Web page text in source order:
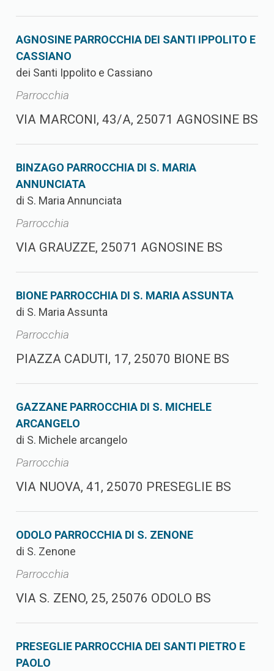
AGNOSINE PARROCCHIA DEI SANTI IPPOLITO E
CASSIANO
dei Santi Ippolito e Cassiano
Parrocchia
VIA MARCONI, 43/A, 25071 AGNOSINE BS
BINZAGO PARROCCHIA DI S. MARIA
ANNUNCIATA
di S. Maria Annunciata
Parrocchia
VIA GRAUZZE, 25071 AGNOSINE BS
BIONE PARROCCHIA DI S. MARIA ASSUNTA
di S. Maria Assunta
Parrocchia
PIAZZA CADUTI, 17, 25070 BIONE BS
GAZZANE PARROCCHIA DI S. MICHELE
ARCANGELO
di S. Michele arcangelo
Parrocchia
VIA NUOVA, 41, 25070 PRESEGLIE BS
ODOLO PARROCCHIA DI S. ZENONE
di S. Zenone
Parrocchia
VIA S. ZENO, 25, 25076 ODOLO BS
PRESEGLIE PARROCCHIA DEI SANTI PIETRO E
PAOLO